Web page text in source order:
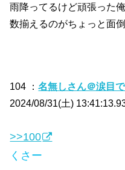
雨降ってるけど頑張った俺
数揃えるのがちょっと面倒
104 ：名無しさん＠涙目
2024/08/31(土)
>>100
くさー